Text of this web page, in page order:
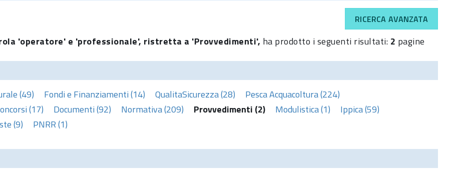
RICERCA AVANZATA
'operatore' e 'professionale', ristretta a 'Provvedimenti', ha prodotto i seguenti risultati: 2 pagine
(49) Fondi e Finanziamenti (14) QualitaSicurezza (28)
Pesca Acquacoltura (224)
(17) Documenti (92) Normativa (209) Provvedimenti (2) Modulistica (1)
Ippica (59)
(9) PNRR (1)